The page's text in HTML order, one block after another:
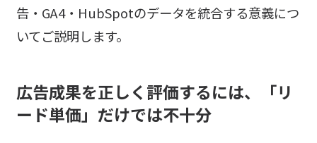
告・GA4・HubSpotのデータを統合する意義につ
いてご説明します。
広告成果を正しく評価するには、「リ
ード単価」だけでは不十分